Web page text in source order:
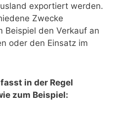
exportiert werden.
Zwecke
Beispiel den Verkauf an
oder den Einsatz im
in der Regel
zum Beispiel: